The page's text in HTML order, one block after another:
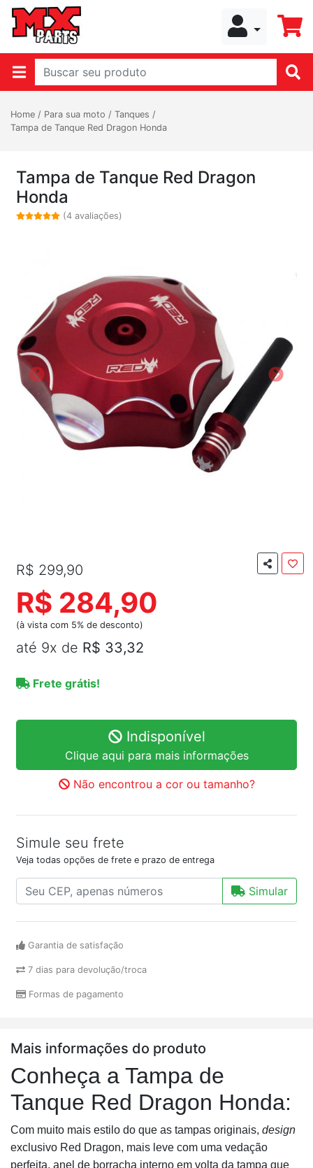
Home / Para sua moto / Tanques /
Tampa de Tanque Red Dragon Honda
Tampa de Tanque Red Dragon
Honda
(4 avaliações)
R$ 299,90
R$ 284,90
(à vista com 5% de desconto)
até 9x de R$ 33,32
Frete grátis!
Indisponível
Clique aqui para mais informações
Não encontrou a cor ou tamanho?
Simule seu frete
Veja todas opções de frete e prazo de entrega
Simular
Garantia de satisfação
7 dias para devolução/troca
Formas de pagamento
Mais informações do produto
Conheça a Tampa de
Tanque Red Dragon Honda:
Com muito mais estilo do que as tampas originais, design
exclusivo Red Dragon, mais leve com uma vedação
perfeita, anel de borracha interno em volta da tampa que